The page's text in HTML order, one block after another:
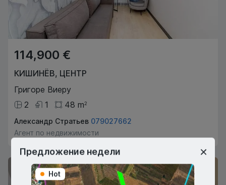
114,900 €
КИШИНЁВ, ЦЕНТР
Григоре Виеру
2
1 48 m2
Александр Стратьев 079027662
Агент по недвижимости
Предложение недели
Hot